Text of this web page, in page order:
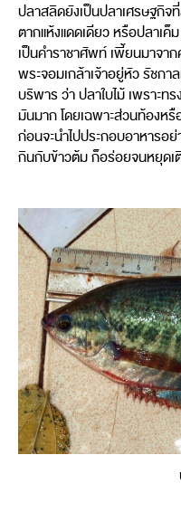
ปลาสลิดยังเป็นปลาเศรษฐกิ
ตากแห้งแดดเดียว หรือปลาเค็
เป็นคำราชาศัพท์ เพี้ยนมาจาก
พระจอมเกล้าเจ้าอยู่หัว รัชกา
บริพาร ว่า ปลาใบไม้ เพราะท
มันมาก โดยเฉพาะส่วนท้องห
ก่อนจะนำไปประกอบอาหารอ
กินกับข้าวต้ม ก็อร่อยจนหยุดเติ